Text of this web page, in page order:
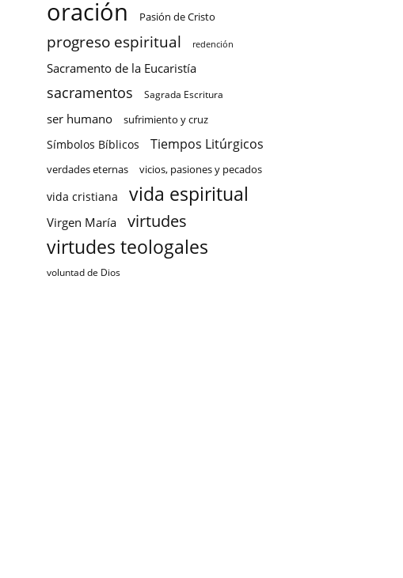
oración Pasión de Cristo
progreso espiritual redención
Sacramento de la Eucaristía
sacramentos Sagrada Escritura
ser humano sufrimiento y cruz
Símbolos Bíblicos Tiempos Litúrgicos
verdades eternas vicios, pasiones y pecados
vida cristiana vida espiritual
Virgen María virtudes
virtudes teologales
voluntad de Dios